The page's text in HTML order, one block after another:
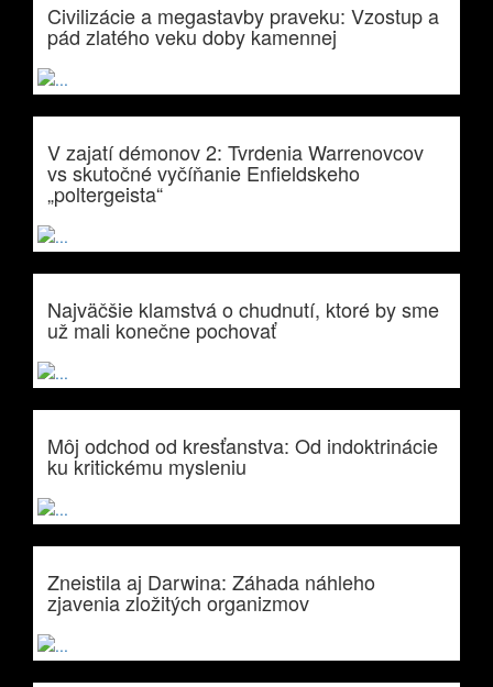
Civilizácie a megastavby praveku: Vzostup a
pád zlatého veku doby kamennej
V zajatí démonov 2: Tvrdenia Warrenovcov
vs skutočné vyčíňanie Enfieldskeho
„poltergeista“
Najväčšie klamstvá o chudnutí, ktoré by sme
už mali konečne pochovať
Môj odchod od kresťanstva: Od indoktrinácie
ku kritickému mysleniu
Zneistila aj Darwina: Záhada náhleho
zjavenia zložitých organizmov